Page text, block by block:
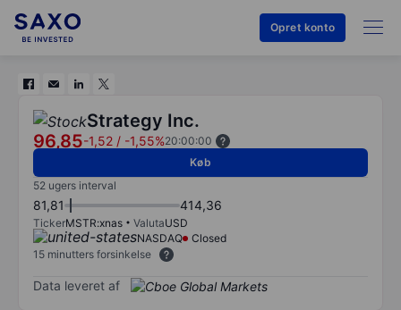
Opret konto
Strategy Inc.
96,85-1,52 / -1,55%20:00:00
Køb
52 ugers interval
81,81 414,36
TickerMSTR:xnas ValutaUSD
NASDAQ
Closed
15 minutters forsinkelse
Data leveret af